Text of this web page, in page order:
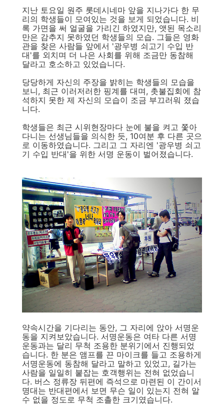
지난 토요일 원주 롯데시네마 앞을 지나가다 한 무
리의 학생들이 모여있는 것을 보게 되었습니다. 비
록 가면을 써 얼굴을 가리긴 하였지만, 앳된 목소리
만은 감추지 못하였던 학생들의 모습. 그들은 영화
관을 찾은 사람들 앞에서 '광우병 쇠고기 수입 반
대'를 외치며 더 나은 사회를 위해 조금만 동참해
달라고 호소하고 있었습니다.
당당하게 자신의 주장을 밝히는 학생들의 모습을
보니, 최근 이러저러한 핑계를 대며, 촛불집회에 참
석하지 못한 제 자신의 모습이 조금 부끄러워 졌습
니다.
학생들은 최근 시위현장마다 눈에 불을 켜고 쫓아
다니는 선생님들을 의식한 듯, 10여분 후 다른 곳으
로 이동하였습니다. 그리고 그 자리엔 '광우병 쇠고
기 수입 반대'을 위한 서명 운동이 벌어졌습니다.
약속시간을 기다리는 동안, 그 자리에 앉아 서명운
동을 지켜보았습니다. 서명운동은 여타 다른 서명
운동과는 달리 무척 조용한 분위기에서 진행되었
습니다. 한 분은 앰프를 끈 마이크를 들고 조용하게
서명운동에 동참해 달라고 말하고 있었고, 길가는
사람을 일일히 붙잡는 호객행위는 전혀 없었습니
다. 버스 정류장 뒤편에 즉석으로 마련된 이 간이서
명대는 반대편에서 보면 무슨 일이 있는지 전혀 알
수 없을 정도로 무척 조촐한 크기였습니다.